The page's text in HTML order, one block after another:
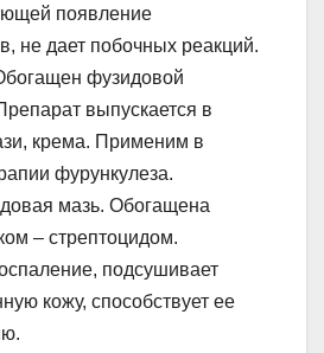
появление
не дает побочных реакций.
фузидовой
выпускается в
крема. Применим в
фурункулеза.
мазь. Обогащена
– стрептоцидом.
подсушивает
кожу, способствует ее